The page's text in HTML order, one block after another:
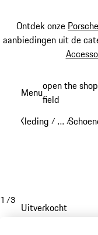
Ontdek onze
aanbiedingen uit de
hoofdinhoud
Menuopen the
field
Kleding / …
Reveal
/
1 /3
Uitverkocht